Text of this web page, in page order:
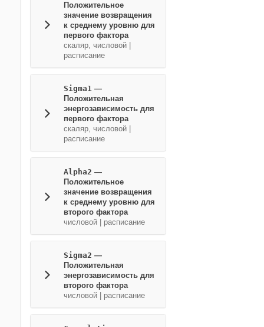
Положительное
значение возвращения
к среднему уровню для
первого фактора
скаляр, числовой
расписание
Sigma1 —
Положительная
энергозависимость для
первого фактора
скаляр, числовой
расписание
Alpha2 —
Положительное
значение возвращения
к среднему уровню для
второго фактора
числовой
расписание
Sigma2 —
Положительная
энергозависимость для
второго фактора
числовой
расписание